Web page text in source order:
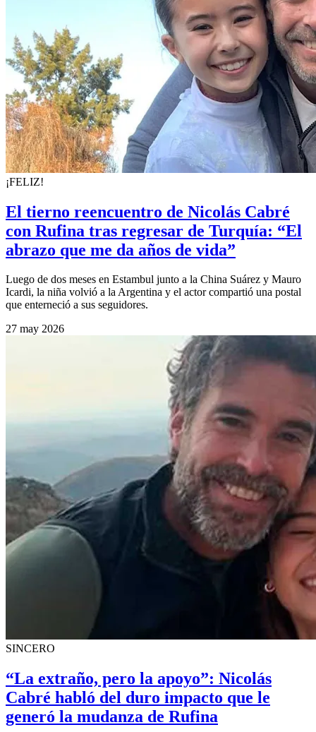
¡FELIZ!
El tierno reencuentro de Nicolás Cabré
con Rufina tras regresar de Turquía: “El
abrazo que me da años de vida”
Luego de dos meses en Estambul junto a la China Suárez y Mauro
Icardi, la niña volvió a la Argentina y el actor compartió una postal
que enterneció a sus seguidores.
27 may 2026
SINCERO
“La extraño, pero la apoyo”: Nicolás
Cabré habló del duro impacto que le
generó la mudanza de Rufina